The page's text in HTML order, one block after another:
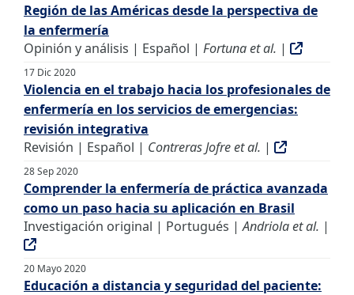
Región de las Américas desde la perspectiva de
la enfermería
Opinión y análisis | Español | Fortuna et al. |
17 Dic 2020
Violencia en el trabajo hacia los profesionales de
enfermería en los servicios de emergencias:
revisión integrativa
Revisión | Español | Contreras Jofre et al. |
28 Sep 2020
Comprender la enfermería de práctica avanzada
como un paso hacia su aplicación en Brasil
Investigación original | Portugués |Andriola et al. |
20 Mayo 2020
Educación a distancia y seguridad del paciente: